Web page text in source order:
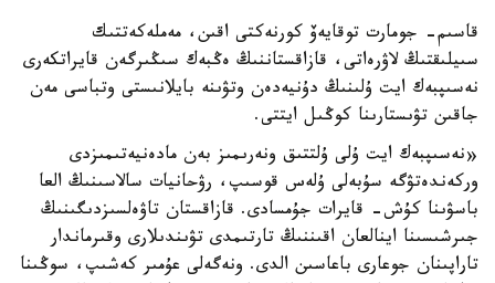
قاسىم- جومارت توقايەۆ كورنەكتى اقىن، مەملەكەتتىك
سىيلىقتىڭ لاۋرەاتى، قازاقستاننىڭ ەڭبەك سىڭىرگەن قايراتكەرى
نەسىپبەك ايت ۇلىنىڭ دۇنيەدەن وتۋىنە بايلانىستى وتباسى مەن
جاقىن تۋىستارىنا كوڭىل ايتتى.
«نەسىپبەك ايت ۇلى ۇلتتىق ونەرىمىز بەن مادەنيەتىمىزدى
وركەندەتۋگە سۇبەلى ۇلەس قوسىپ، رۋحانيات سالاسىنىڭ العا
باسۋىنا كۇش- قايرات جۇمسادى. قازاقستان تاۋەلسىزدىگىنىڭ
جىرشىسىنا اينالعان اقىننىڭ تارتىمدى تۋىندىلارى وقىرماندار
تاراپىنان جوعارى باعاسىن الدى. ونەگەلى عۇمىر كەشىپ، سوڭىنا